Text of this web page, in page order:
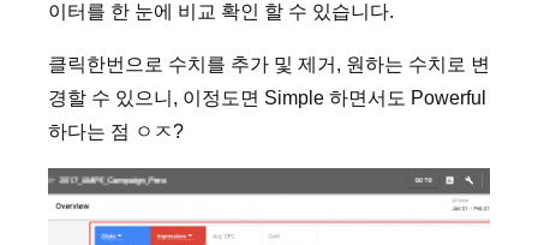
이터를 한 눈에 비교 확인 할 수 있습니다.
클릭한번으로 수치를 추가 및 제거, 원하는 수치로 변
경할 수 있으니, 이정도면 Simple 하면서도 Powerful
하다는 점 ㅇㅈ?